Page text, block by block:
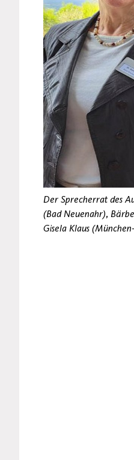
Der Sprecherrat des
(Bad Neuenahr),
Gisela Klaus